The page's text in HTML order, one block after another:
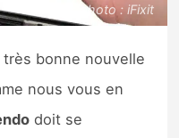
Crédits photo : iFixit
très bonne nouvelle
nous vous en
doit se